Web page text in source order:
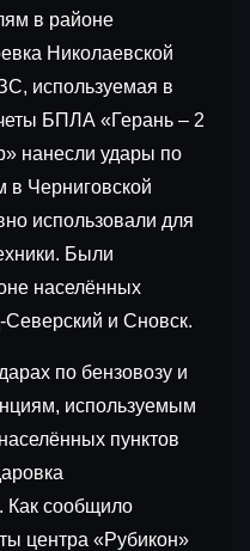
в районе
Николаевской
используемая в
БПЛА «Герань – 2
нанесли удары по
в Черниговской
использовали для
Были
населённых
Северский и Сновск.
по бензовозу и
используемым
пунктов
Как сообщило
центра «Рубикон»